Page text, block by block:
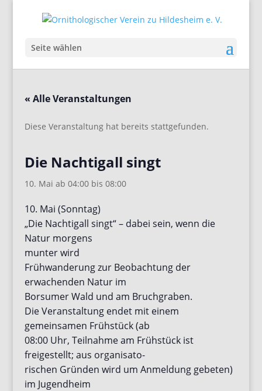
Seite wählen
« Alle Veranstaltungen
Diese Veranstaltung hat bereits stattgefunden.
Die Nachtigall singt
10. Mai ab 04:00 bis08:00
10. Mai (Sonntag)
„Die Nachtigall singt“ – dabei sein, wenn die
Natur morgens
munter wird
Frühwanderung zur Beobachtung der
erwachenden Natur im
Borsumer Wald und am Bruchgraben.
Die Veranstaltung endet mit einem
gemeinsamen Frühstück (ab
08:00 Uhr, Teilnahme am Frühstück ist
freigestellt; aus organisato-
rischen Gründen wird um Anmeldung gebeten)
im Jugendheim